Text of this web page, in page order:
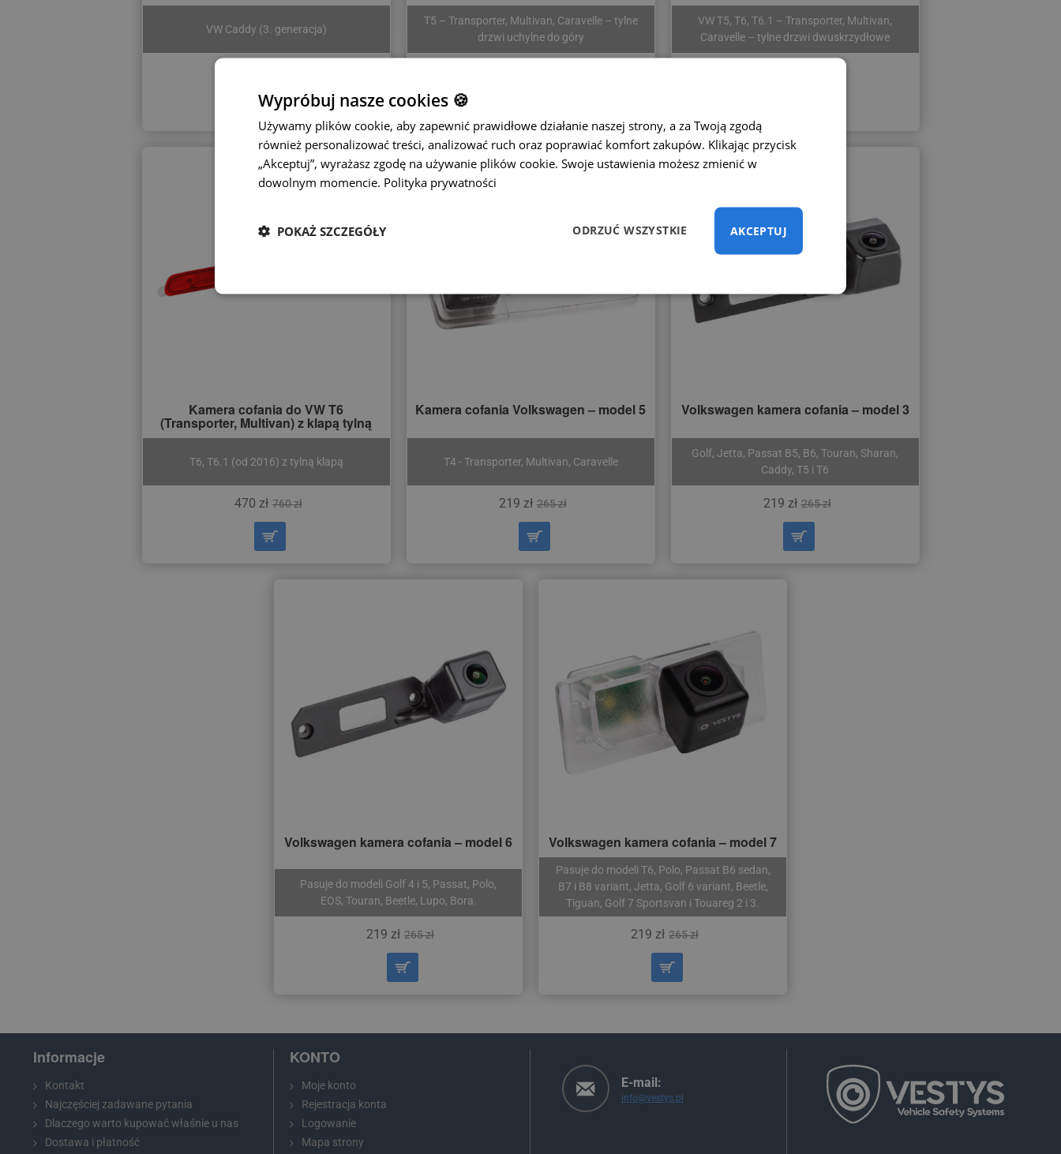
VW Caddy (3. generacja)
T5 – Transporter, Multivan, Caravelle – tylne
drzwi uchylne do góry
VW T5, T6, T6.1 – Transporter, Multivan,
Caravelle – tylne drzwi dwuskrzydłowe
T6, T6.1 (od 2016) z tylną klapą
Kamera cofania do VW T6
(Transporter, Multivan) z klapą tylną
470 zł 760 zł
T4 - Transporter, Multivan, Caravelle
Kamera cofania Volkswagen – model 5
219 zł 265 zł
Golf, Jetta, Passat B5, B6, Touran, Sharan,
Caddy, T5 i T6
Volkswagen kamera cofania – model 3
219 zł 265 zł
Pasuje do modeli Golf 4 i 5, Passat, Polo,
EOS, Touran, Beetle, Lupo, Bora.
Volkswagen kamera cofania – model 6
219 zł 265 zł
Pasuje do modeli T6, Polo, Passat B6 sedan,
B7 i B8 variant, Jetta, Golf 6 variant, Beetle,
Tiguan, Golf 7 Sportsvan i Touareg 2 i 3.
Volkswagen kamera cofania – model 7
219 zł 265 zł
Informacje
Kontakt
Najczęściej zadawane pytania
Dlaczego warto kupować właśnie u nas
Dostawa i płatność
KONTO
Moje konto
Rejestracja konta
Logowanie
Mapa strony
E-mail:
info@vestys.pl
Wypróbuj nasze cookies 🍪
Używamy plików cookie, aby zapewnić prawidłowe działanie naszej strony, a za Twoją zgodą
również personalizować treści, analizować ruch oraz poprawiać komfort zakupów. Klikając przycisk
„Akceptuj”, wyrażasz zgodę na używanie plików cookie. Swoje ustawienia możesz zmienić w
dowolnym momencie. Polityka prywatności
AKCEPTUJ
ODRZUĆ WSZYSTKIE
POKAŻ SZCZEGÓŁY